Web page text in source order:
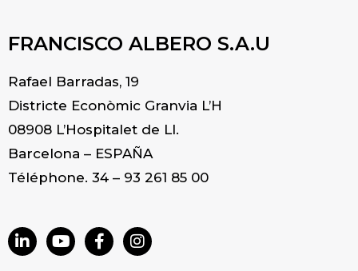
FRANCISCO ALBERO S.A.U
Rafael Barradas, 19
Districte Econòmic Granvia L’H
08908 L’Hospitalet de Ll.
Barcelona – ESPAÑA
Téléphone. 34 – 93 261 85 00